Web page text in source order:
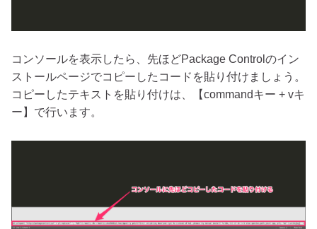
コンソールを表示したら、先ほどPackage Controlのイン
ストールページでコピーしたコードを貼り付けましょう。
コピーしたテキストを貼り付けは、【commandキー + vキ
ー】で行います。